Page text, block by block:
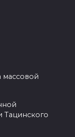
массовой
Тацинского